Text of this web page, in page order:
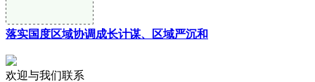
落实国度区域协调成长计谋、区域严沉和
欢迎与我们联系